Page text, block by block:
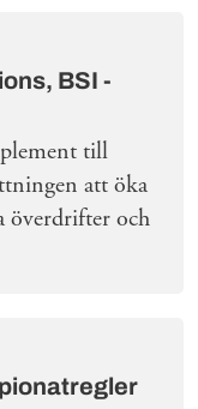
BSI -
till
att öka
överdrifter och